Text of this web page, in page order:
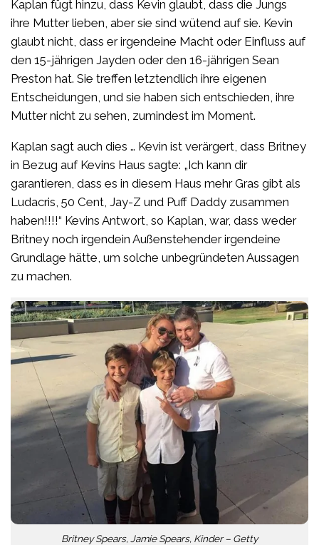
Kaplan fügt hinzu, dass Kevin glaubt, dass die Jungs
ihre Mutter lieben, aber sie sind wütend auf sie. Kevin
glaubt nicht, dass er irgendeine Macht oder Einfluss auf
den 15-jährigen Jayden oder den 16-jährigen Sean
Preston hat. Sie treffen letztendlich ihre eigenen
Entscheidungen, und sie haben sich entschieden, ihre
Mutter nicht zu sehen, zumindest im Moment.
Kaplan sagt auch dies … Kevin ist verärgert, dass Britney
in Bezug auf Kevins Haus sagte: „Ich kann dir
garantieren, dass es in diesem Haus mehr Gras gibt als
Ludacris, 50 Cent, Jay-Z und Puff Daddy zusammen
haben!!!!“ Kevins Antwort, so Kaplan, war, dass weder
Britney noch irgendein Außenstehender irgendeine
Grundlage hätte, um solche unbegründeten Aussagen
zu machen.
Britney Spears, Jamie Spears, Kinder – Getty